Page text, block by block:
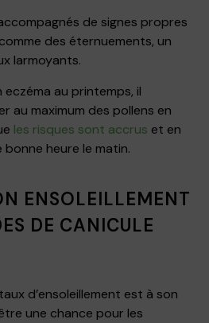
de signes propres
des éternuements, un
larmoyants.
eczéma au printemps, il
au maximum des pollens en
les risques sont accrus et en
heure le matin.
ENSOLEILLEMENT
DE CANICULE
d’ensoleillement est à son
une chance pour les